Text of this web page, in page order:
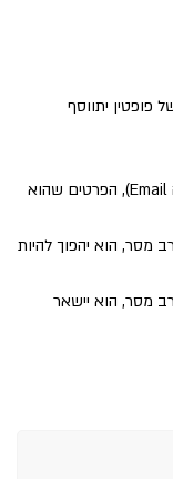
יתווסף
אם הלקוח כבר קיים ברשימה (לפי המזהה Email), הפרטים שהוא
מסר, הוא יהפוך להיות
מסר, הוא יישאר